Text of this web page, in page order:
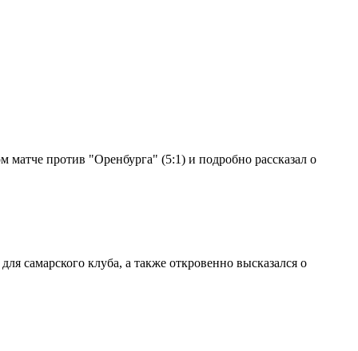
матче против "Оренбурга" (5:1) и подробно рассказал о
самарского клуба, а также откровенно высказался о